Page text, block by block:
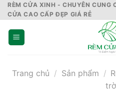
Skip
to
content
RÈM CỬA XINH - CHUYÊN CUNG
CỬA CAO CẤP ĐẸP GIÁ RẺ
Trang chủ / Sản phẩm /